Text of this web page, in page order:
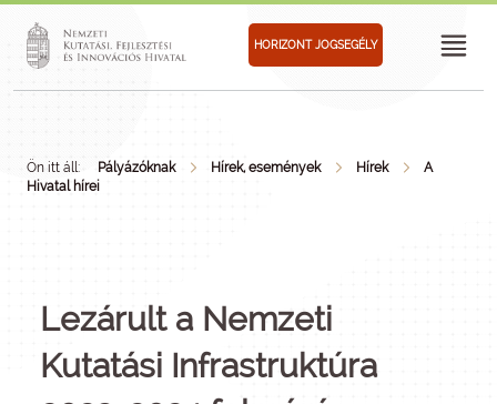
HORIZONT JOGSEGÉLY
Ön itt áll: Pályázóknak Hírek, események Hírek
A
Hivatal hírei
Lezárult a Nemzeti
Kutatási Infrastruktúra